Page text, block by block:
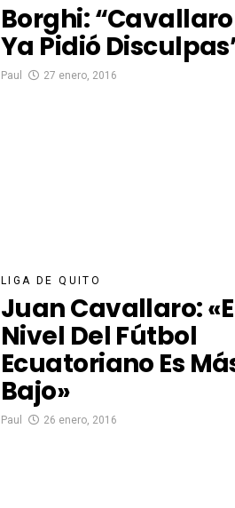
Borghi: “Cavallaro
Ya Pidió
Paul 27 enero, 2016
LIGA DE QUITO
Juan Cavallaro:
Nivel Del Fútbol
Ecuatoriano Es
Bajo»
Paul 26 enero, 2016